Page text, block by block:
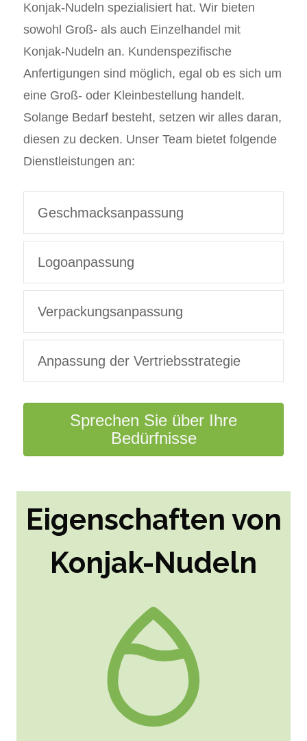
Konjak-Nudeln spezialisiert hat. Wir bieten
sowohl Groß- als auch Einzelhandel mit
Konjak-Nudeln an. Kundenspezifische
Anfertigungen sind möglich, egal ob es sich um
eine Groß- oder Kleinbestellung handelt.
Solange Bedarf besteht, setzen wir alles daran,
diesen zu decken. Unser Team bietet folgende
Dienstleistungen an:
Geschmacksanpassung
Logoanpassung
Verpackungsanpassung
Anpassung der Vertriebsstrategie
Sprechen Sie über Ihre
Bedürfnisse
Eigenschaften von
Konjak-Nudeln